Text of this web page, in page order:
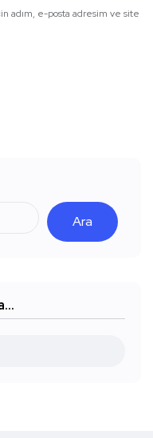
adım, e-posta adresim ve site
Ara